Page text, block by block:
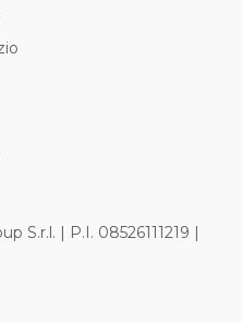
S.r.l. | P.I. 08526111219 |